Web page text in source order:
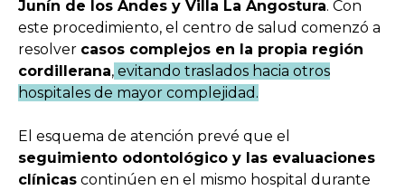
Junín de los Andes y Villa La Angostura. Con
este procedimiento, el centro de salud comenzó a
resolver casos complejos en la propia región
cordillerana, evitando traslados hacia otros
hospitales de mayor complejidad.
El esquema de atención prevé que el
seguimiento odontológico y las evaluaciones
clínicas continúen en el mismo hospital durante